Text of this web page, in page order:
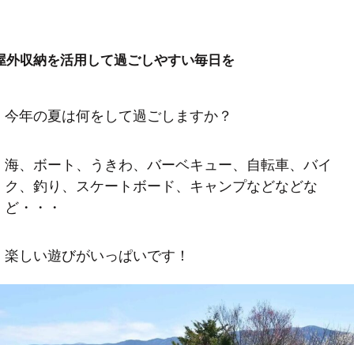
外収納を活用して過ごしやすい毎日を
今年の夏は何をして過ごしますか？
海、ボート、うきわ、バーベキュー、自転車、バイ
ク、釣り、スケートボード、キャンプなどなどな
ど・・・
楽しい遊びがいっぱいです！